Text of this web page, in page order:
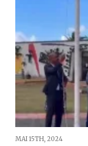
MAI 15TH, 2024